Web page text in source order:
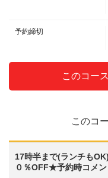
・◆スパークリングワイン
・◆完熟梅酒◆あらごし梅酒
ごしりんご酒◆鳳凰美田ゆず
ソーダ割りからお選びください
ロンハイ◆緑茶ハイ◆ジャス
・◆ROKU GIN（ジャパニー
ROKUGINバック】◆カシス◆
ーロン／カシスソーダ】 ◆
ピーチウーロン／ピーチソーダ
予約締切
このコー
このコ
17時半まで(ランチも
０％OFF★予約時コメ